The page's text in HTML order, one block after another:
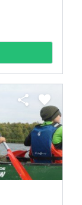
share favorite